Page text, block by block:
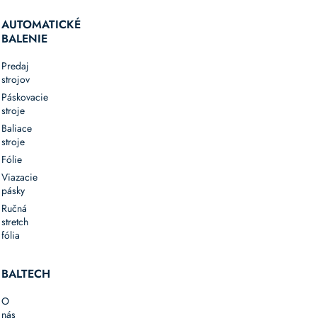
AUTOMATICKÉ
BALENIE
Predaj
strojov
Páskovacie
stroje
Baliace
stroje
Fólie
Viazacie
pásky
Ručná
stretch
fólia
BALTECH
O
nás